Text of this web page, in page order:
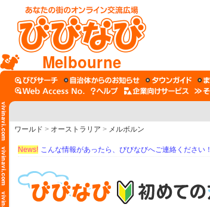
Melbourne
ワールド > オーストラリア > メルボルン
News! こんな情報があったら、びびなびへご連絡ください！